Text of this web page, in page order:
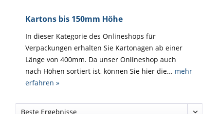
Kartons bis 150mm Höhe
In dieser Kategorie des Onlineshops für
Verpackungen erhalten Sie Kartonagen ab einer
Länge von 400mm. Da unser Onlineshop auch
nach Höhen sortiert ist, können Sie hier die... mehr
erfahren »